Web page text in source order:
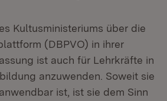
Kultusministeriums über die
(DBPVO) in ihrer
ist auch für Lehrkräfte in
anzuwenden. Soweit sie
ist, ist sie dem Sinn